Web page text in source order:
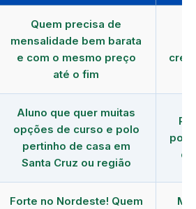
Quem precisa de
mensalidade bem barata
e com o mesmo preço
até o fim
Aluno que quer muitas
opções de curso e polo
pertinho de casa em
Santa Cruz ou região
Forte no Nordeste! Quem